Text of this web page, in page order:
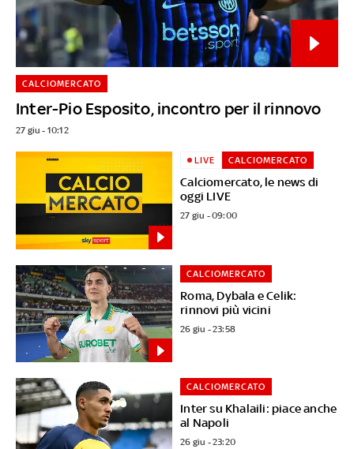
Inter-Pio Esposito, incontro per il rinnovo
CALCIOMERCATO
27 giu - 10:12
Calciomercato, le news di
oggi LIVE
LIVE CALCIOMERCATO
27 giu - 09:00
Roma, Dybala e Celik:
rinnovi più vicini
CALCIOMERCATO
26 giu - 23:58
Inter su Khalaili: piace anche
al Napoli
CALCIOMERCATO
26 giu - 23:20